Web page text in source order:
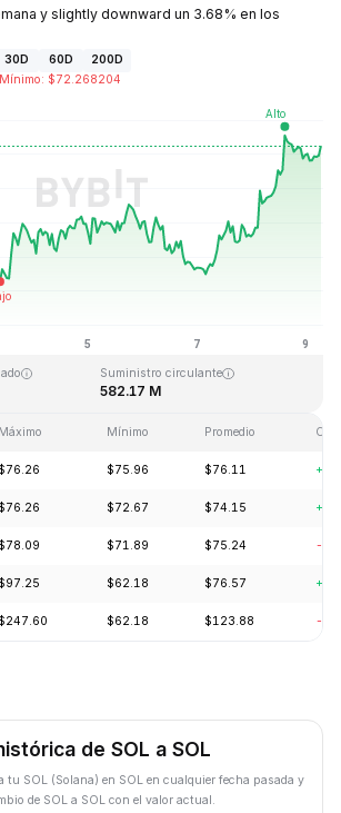
y slightly downward un 3.68% en los
30D 60D
200D
Mínimo: $72.268204
08-09, 06:43 GMT+0
Suministro circulante
582.17 M
Máximo Mínimo Promedio
$76.26 $75.96 $76.11
$76.26 $72.67 $74.15
$78.09 $71.89 $75.24 -
$97.25 $62.18 $76.57
$247.60 $62.18 $123.88 -
de SOL a SOL
tu SOL (Solana) en SOL en cualquier fecha pasada y
de SOL a SOL con el valor actual.